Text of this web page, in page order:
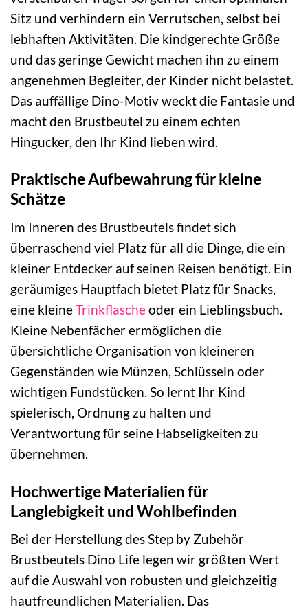
Sitz und verhindern ein Verrutschen, selbst bei
lebhaften Aktivitäten. Die kindgerechte Größe
und das geringe Gewicht machen ihn zu einem
angenehmen Begleiter, der Kinder nicht belastet.
Das auffällige Dino-Motiv weckt die Fantasie und
macht den Brustbeutel zu einem echten
Hingucker, den Ihr Kind lieben wird.
Praktische Aufbewahrung für kleine
Schätze
Im Inneren des Brustbeutels findet sich
überraschend viel Platz für all die Dinge, die ein
kleiner Entdecker auf seinen Reisen benötigt. Ein
geräumiges Hauptfach bietet Platz für Snacks,
eine kleineTrinkflascheoder ein Lieblingsbuch.
Kleine Nebenfächer ermöglichen die
übersichtliche Organisation von kleineren
Gegenständen wie Münzen, Schlüsseln oder
wichtigen Fundstücken. So lernt Ihr Kind
spielerisch, Ordnung zu halten und
Verantwortung für seine Habseligkeiten zu
übernehmen.
Hochwertige Materialien für
Langlebigkeit und Wohlbefinden
Bei der Herstellung des Step by Zubehör
Brustbeutels Dino Life legen wir größten Wert
auf die Auswahl von robusten und gleichzeitig
hautfreundlichen Materialien. Das